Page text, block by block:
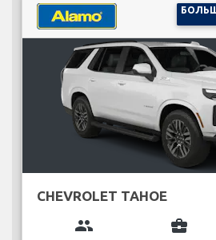
CHEVROLET TAHOE
group business_center